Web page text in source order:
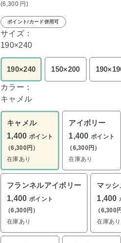
(6,300 円 )
ポイント/カード併用可
サイズ：
190×240
190×240 150×200
カラー：
キャメル
キャメル
1,400 ポイント
（6,300円）
在庫あり
アイボリー
1,400 ポイント
（6,300円）
在庫あり
フランネルアイボリー
1,400 ポイント
（6,300円）
在庫あり
マッシ
1,400
（6,300
在庫あり